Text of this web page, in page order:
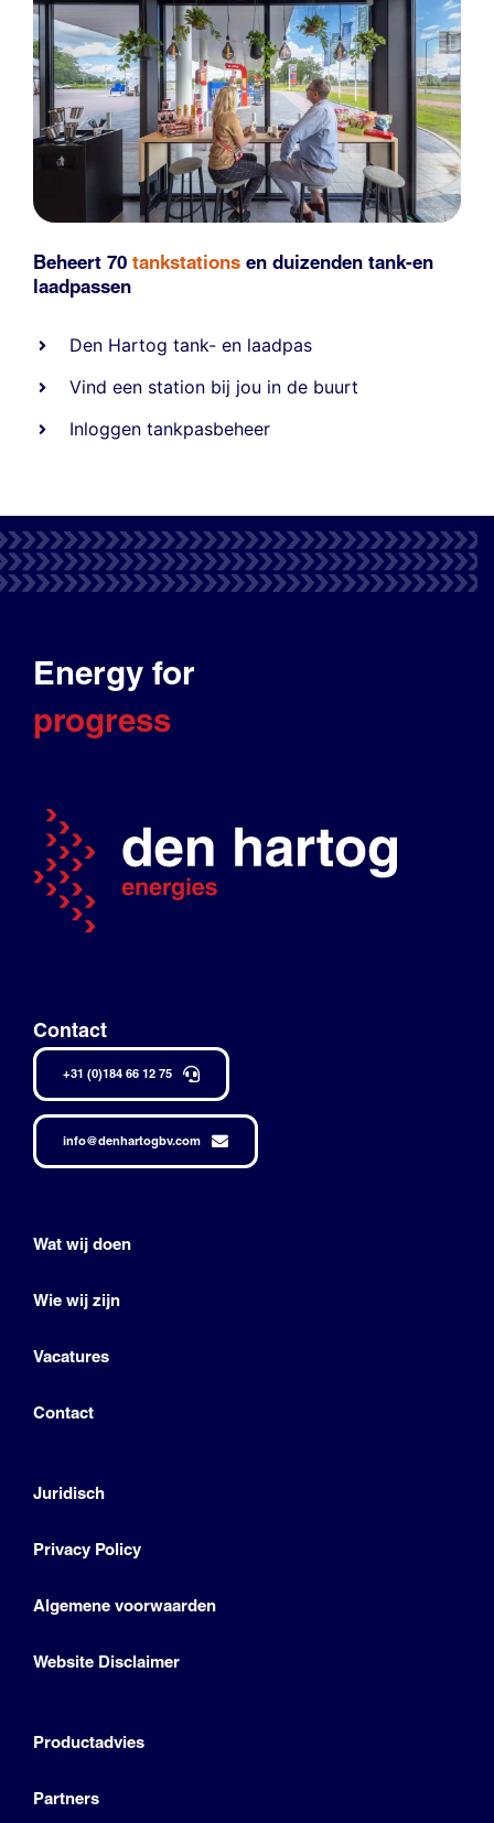
Beheert 70 tankstations en duizenden tank-en
laadpassen
Den Hartog tank- en laadpas
Vind een station bij jou in de buurt
Inloggen tankpasbeheer
Energy for
progress
Contact
+31 (0)184 66 12 75
info@denhartogbv.com
Wat wij doen
Wie wij zijn
Vacatures
Contact
Juridisch
Privacy Policy
Algemene voorwaarden
Website Disclaimer
Productadvies
Partners